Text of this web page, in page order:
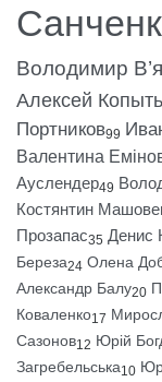
Володимир
Алексей
Портников99
Валентина
Ауслендер49
Костянтин
Прозапас35 Денис
Береза24 Олена
Александр Балу20
Коваленко17
Сазонов12 Юрій
Загребельська10